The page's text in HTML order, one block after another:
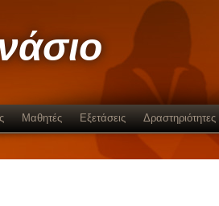
Μαθητές Εξετάσεις Δραστηριότητες